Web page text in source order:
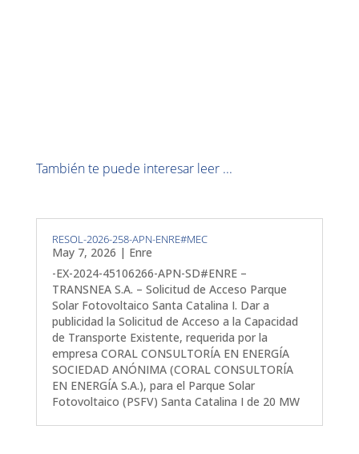
También te puede interesar leer ...
RESOL-2026-258-APN-ENRE#MEC
May 7, 2026 | Enre
-EX-2024-45106266-APN-SD#ENRE –
TRANSNEA S.A. – Solicitud de Acceso Parque
Solar Fotovoltaico Santa Catalina I. Dar a
publicidad la Solicitud de Acceso a la Capacidad
de Transporte Existente, requerida por la
empresa CORAL CONSULTORÍA EN ENERGÍA
SOCIEDAD ANÓNIMA (CORAL CONSULTORÍA
EN ENERGÍA S.A.), para el Parque Solar
Fotovoltaico (PSFV) Santa Catalina I de 20 MW